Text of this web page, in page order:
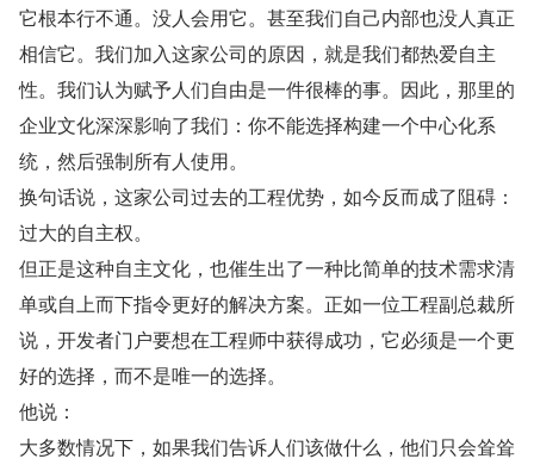
它根本行不通。没人会用它。甚至我们自己内部也没人真正
相信它。我们加入这家公司的原因，就是我们都热爱自主
性。我们认为赋予人们自由是一件很棒的事。因此，那里的
企业文化深深影响了我们：你不能选择构建一个中心化系
统，然后强制所有人使用。
换句话说，这家公司过去的工程优势，如今反而成了阻碍：
过大的自主权。
但正是这种自主文化，也催生出了一种比简单的技术需求清
单或自上而下指令更好的解决方案。正如一位工程副总裁所
说，开发者门户要想在工程师中获得成功，它必须是一个更
好的选择，而不是唯一的选择。
他说：
大多数情况下，如果我们告诉人们该做什么，他们只会耸耸